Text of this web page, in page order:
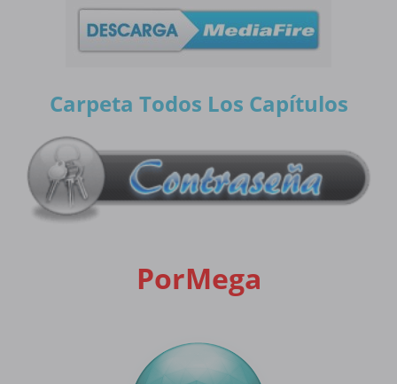
Carpeta Todos Los Capítulos
PorMega